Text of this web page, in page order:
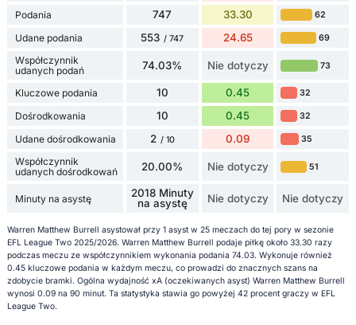
Podania 747 33.30 62
Udane podania 553 / 747 24.65 69
Współczynnik
udanych podań
74.03% Nie dotyczy 73
Kluczowe podania 10 0.45 32
Dośrodkowania 10 0.45 32
Udane dośrodkowania 2 / 10 0.09 35
Współczynnik
udanych dośrodkowań
20.00% Nie dotyczy 51
Minuty na asystę
2018 Minuty
na asystę
Nie dotyczy Nie dotyczy
Warren Matthew Burrell asystował przy 1 asyst w 25 meczach do tej pory w sezonie
EFL League Two 2025/2026. Warren Matthew Burrell podaje piłkę około 33.30 razy
podczas meczu ze współczynnikiem wykonania podania 74.03. Wykonuje również
0.45 kluczowe podania w każdym meczu, co prowadzi do znacznych szans na
zdobycie bramki. Ogólna wydajność xA (oczekiwanych asyst) Warren Matthew Burrell
wynosi 0.09 na 90 minut. Ta statystyka stawia go powyżej 42 procent graczy w EFL
League Two.